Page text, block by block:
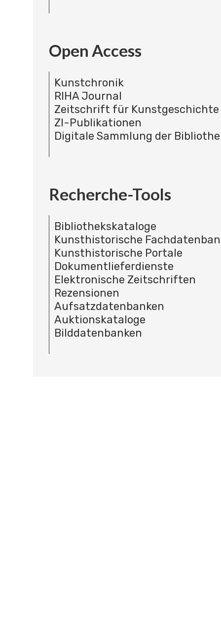
Open Access
Kunstchronik
RIHA Journal
Zeitschrift für Kunstgeschichte
ZI-Publikationen
Digitale Sammlung der
Recherche-Tools
Bibliothekskataloge
Kunsthistorische
Kunsthistorische Portale
Dokumentlieferdienste
Elektronische Zeitschriften
Rezensionen
Aufsatzdatenbanken
Auktionskataloge
Bilddatenbanken